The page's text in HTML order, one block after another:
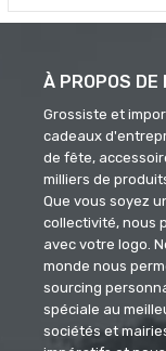
À PROPOS DE
Grossiste et
cadeaux
de fête,
milliers de
Que vous soyez
collectivité, nous
avec votre logo.
monde nous
sourcing
spéciale au
sociétés et